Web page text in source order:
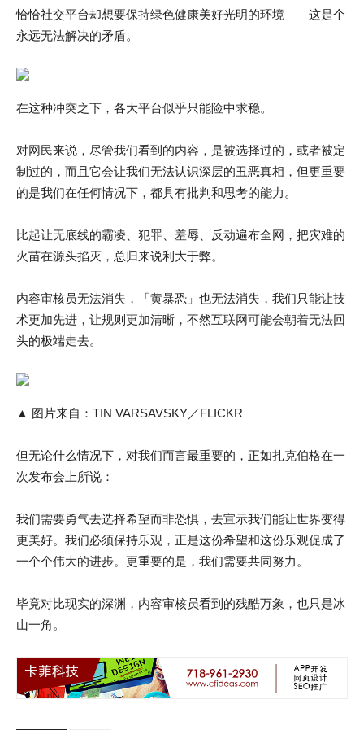
恰恰社交平台却想要保持绿色健康美好光明的环境——这是个
永远无法解决的矛盾。
在这种冲突之下，各大平台似乎只能险中求稳。
对网民来说，尽管我们看到的内容，是被选择过的，或者被定
制过的，而且它会让我们无法认识深层的丑恶真相，但更重要
的是我们在任何情况下，都具有批判和思考的能力。
比起让无底线的霸凌、犯罪、羞辱、反动遍布全网，把灾难的
火苗在源头掐灭，总归来说利大于弊。
内容审核员无法消失，「黄暴恐」也无法消失，我们只能让技
术更加先进，让规则更加清晰，不然互联网可能会朝着无法回
头的极端走去。
▲ 图片来自：TIN VARSAVSKY／FLICKR
但无论什么情况下，对我们而言最重要的，正如扎克伯格在一
次发布会上所说：
我们需要勇气去选择希望而非恐惧，去宣示我们能让世界变得
更美好。我们必须保持乐观，正是这份希望和这份乐观促成了
一个个伟大的进步。更重要的是，我们需要共同努力。
毕竟对比现实的深渊，内容审核员看到的残酷万象，也只是冰
山一角。